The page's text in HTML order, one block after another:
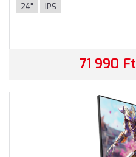
24" IPS
71 990 Ft